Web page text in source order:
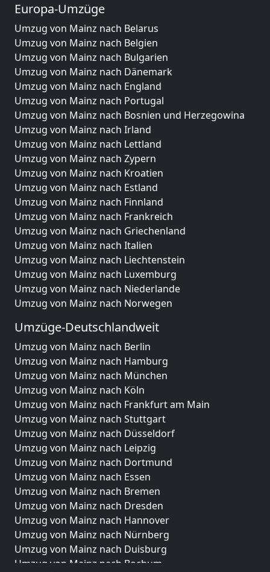
Europa-Umzüge
Umzug von Mainz nach Belarus
Umzug von Mainz nach Belgien
Umzug von Mainz nach Bulgarien
Umzug von Mainz nach Dänemark
Umzug von Mainz nach England
Umzug von Mainz nach Portugal
Umzug von Mainz nach Bosnien und Herzegowina
Umzug von Mainz nach Irland
Umzug von Mainz nach Lettland
Umzug von Mainz nach Zypern
Umzug von Mainz nach Kroatien
Umzug von Mainz nach Estland
Umzug von Mainz nach Finnland
Umzug von Mainz nach Frankreich
Umzug von Mainz nach Griechenland
Umzug von Mainz nach Italien
Umzug von Mainz nach Liechtenstein
Umzug von Mainz nach Luxemburg
Umzug von Mainz nach Niederlande
Umzug von Mainz nach Norwegen
Umzüge-Deutschlandweit
Umzug von Mainz nach Berlin
Umzug von Mainz nach Hamburg
Umzug von Mainz nach München
Umzug von Mainz nach Köln
Umzug von Mainz nach Frankfurt am Main
Umzug von Mainz nach Stuttgart
Umzug von Mainz nach Düsseldorf
Umzug von Mainz nach Leipzig
Umzug von Mainz nach Dortmund
Umzug von Mainz nach Essen
Umzug von Mainz nach Bremen
Umzug von Mainz nach Dresden
Umzug von Mainz nach Hannover
Umzug von Mainz nach Nürnberg
Umzug von Mainz nach Duisburg
Umzug von Mainz nach Bochum